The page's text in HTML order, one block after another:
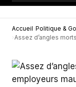
Accueil Politique &
Assez d’angles